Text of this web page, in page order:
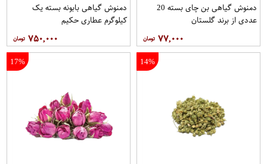
دمنوش گیاهی بن چای بسته 20
عددی از برند گلستان
۷۷,۰۰۰
دمنوش گیاهی بابونه بسته یک
کیلوگرم عطاری حکیم
۷۵۰,۰۰۰
14%
17%